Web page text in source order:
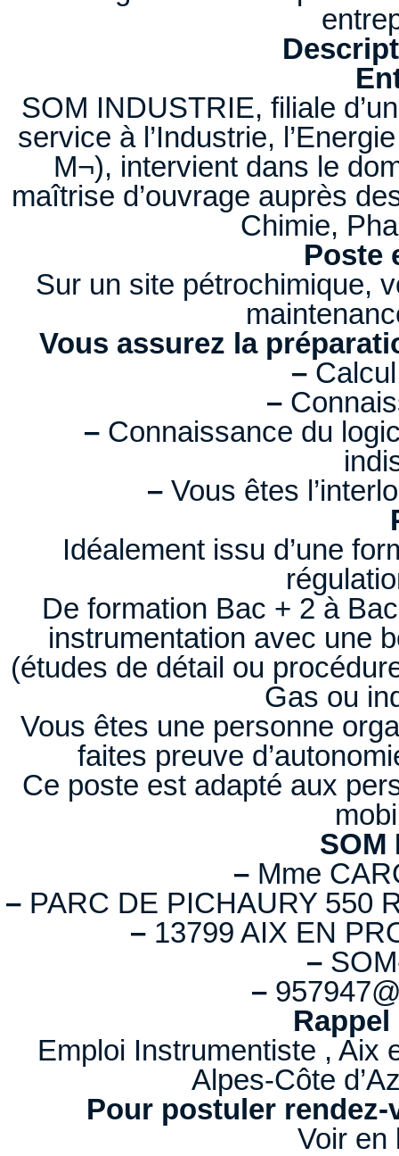
SOM INDUSTRIE, filiale
service à l’Industrie,
M¬), intervient dans le
maîtrise d’ouvrage auprès
Chimie,
Poste
Sur un site pétrochimique,
Vous assurez la
–
–
– Connaissance du
– Vous êtes
Idéalement issu d’une
De formation Bac + 2 à
instrumentation avec une
(études de détail ou
Gas ou
Vous êtes une personne
faites preuve
Ce poste est adapté aux
SOM
– Mme
– PARC DE PICHAURY 550
– 13799 AIX EN
–
–
Emploi Instrumentiste , Aix
Alpes-Côte
Pour postuler rendez-
Voir